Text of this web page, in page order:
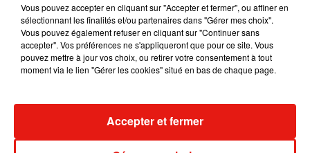
5 août 2026
Benny Blanco invite Selena Gomez et
Becky G sur son nouveau single
4 août 2026
Tiny Desk
live session
Vous pouvez accepter en cliquant sur "Accepter et fermer", ou affiner en
sélectionnant les finalités et/ou partenaires dans "Gérer mes choix".
Vous pouvez également refuser en cliquant sur "Continuer sans
accepter". Vos préférences ne s'appliqueront que pour ce site. Vous
pouvez mettre à jour vos choix, ou retirer votre consentement à tout
moment via le lien "Gérer les cookies" situé en bas de chaque page.
Accepter et fermer